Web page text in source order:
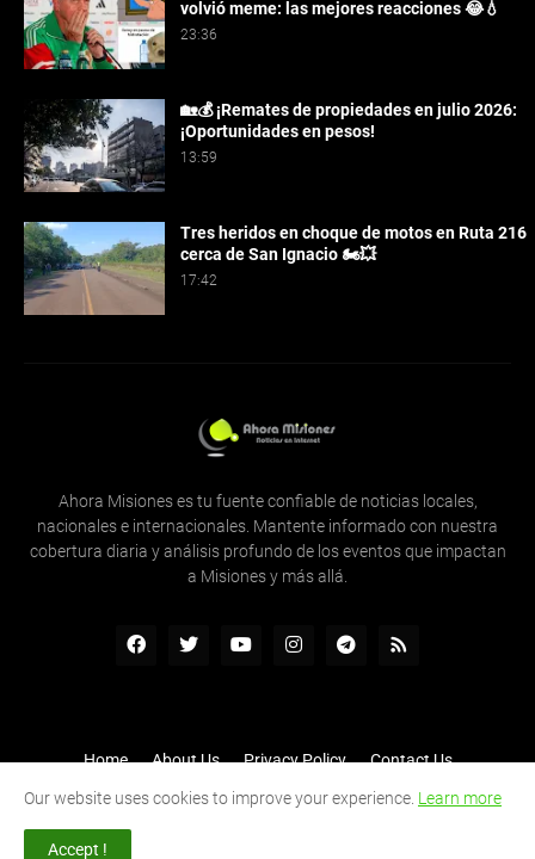
volvió meme: las mejores reacciones 😂💧
23:36
🏡💰 ¡Remates de propiedades en julio 2026:
¡Oportunidades en pesos!
13:59
Tres heridos en choque de motos en Ruta 216
cerca de San Ignacio 🏍️💥
17:42
Ahora Misiones es tu fuente confiable de noticias locales,
nacionales e internacionales. Mantente informado con nuestra
cobertura diaria y análisis profundo de los eventos que impactan
a Misiones y más allá.
Shared by -
Una empresa de -
Home About Us Privacy Policy
Contact Us
Inicio
Quienes Somos RTL Version
Our website uses cookies to improve your experience. Learn more
Accept !